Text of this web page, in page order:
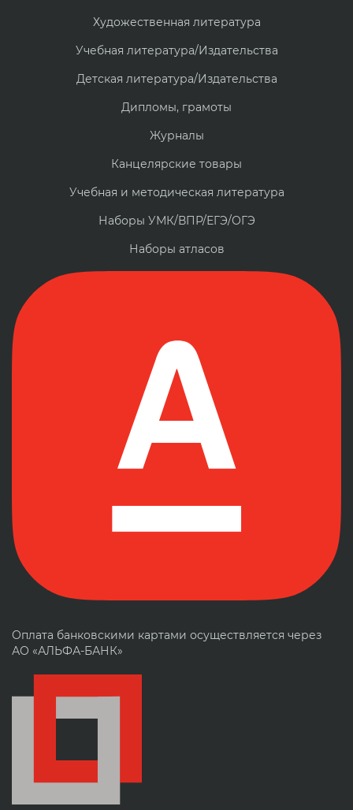
Художественная литература
Учебная литература/Издательства
Детская литература/Издательства
Дипломы, грамоты
Журналы
Канцелярские товары
Учебная и методическая литература
Наборы УМК/ВПР/ЕГЭ/ОГЭ
Наборы атласов
Оплата банковскими картами осуществляется через
АО «АЛЬФА-БАНК»